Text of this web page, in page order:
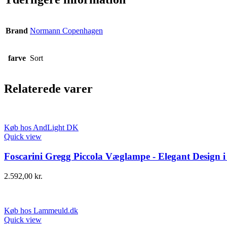
Brand Normann Copenhagen
farve Sort
Relaterede varer
Køb hos AndLight DK
Quick view
Foscarini Gregg Piccola Væglampe - Elegant Design
2.592,00 kr.
Køb hos Lammeuld.dk
Quick view